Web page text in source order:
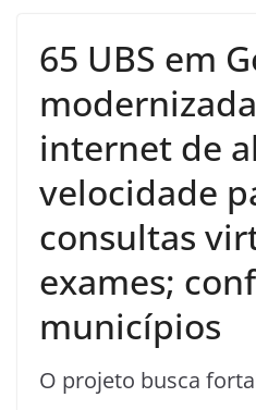
65 UBS em
internet de
velocidade
consultas
exames;
municípios
O projeto busca